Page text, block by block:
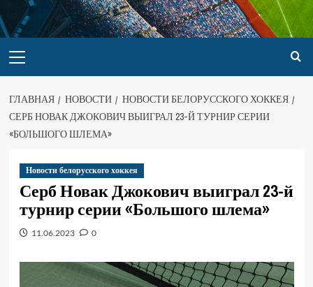
ГЛАВНАЯ НОВОСТИ
НОВОСТИ БЕЛОРУССКОГО ХОККЕЯ
СЕРБ НОВАК ДЖОКОВИЧ ВЫИГРАЛ 23-Й ТУРНИР СЕРИИ
«БОЛЬШОГО ШЛЕМА»
Новости белорусского хоккея
Серб Новак Джокович выиграл 23-й
турнир серии «Большого шлема»
11.06.2023 0